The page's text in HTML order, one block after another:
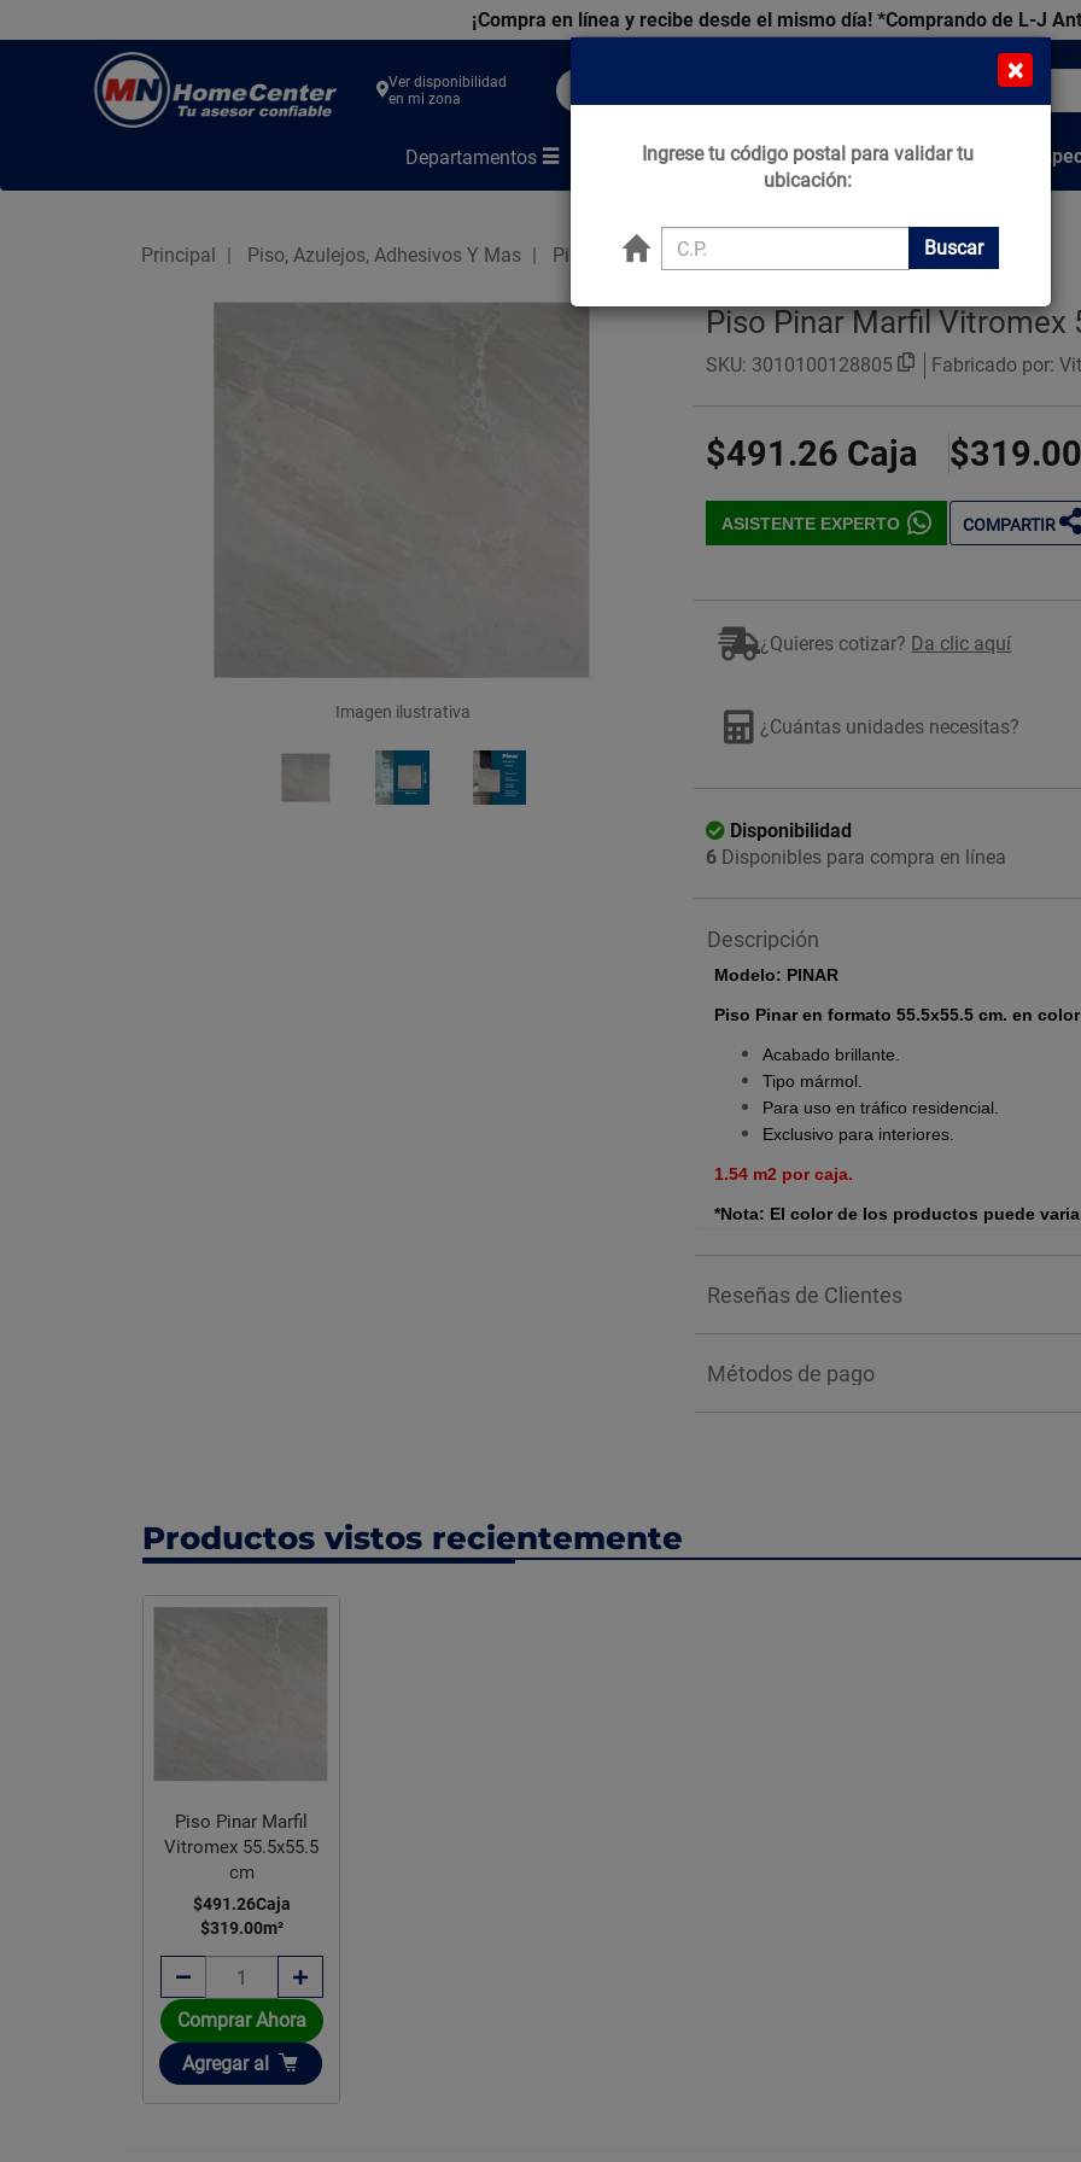
¡Compra en línea y recibe desde el mismo día! *Comprando de L-J
Center
Ver disponibilidad
en mi zona
Departamentos Marcas Tips que Construyen Venta
Principal Piso, Azulejos, Adhesivos Y Mas Pisos Estilo Mármol
Imagen ilustrativa
Piso Pinar Marfil Vitromex
SKU: 3010100128805 Fabricado por:
$491.26 Caja $319.00
ASISTENTE EXPERTO COMPARTIR
¿Quieres cotizar? Da clic aquí
¿Cuántas unidades necesitas?
Disponibilidad
6 Disponibles para compra en línea
Descripción
Modelo: PINAR
Piso Pinar en formato 55.5x55.5 cm. en
Acabado brillante.
Tipo mármol.
Para uso en tráfico residencial.
Exclusivo para interiores.
1.54 m2 por caja.
*Nota: El color de los productos puede
Reseñas de Clientes
Métodos de pago
Productos vistos recientemente
Piso Pinar Marfil
Vitromex 55.5x55.5
cm
$491.26Caja
$319.00m²
Comprar Ahora
Añadir
Agregar al
×
Ingrese tu código postal para validar tu
ubicación:
Buscar